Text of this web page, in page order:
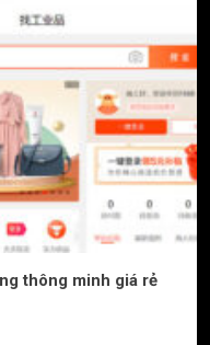
thông minh giá rẻ